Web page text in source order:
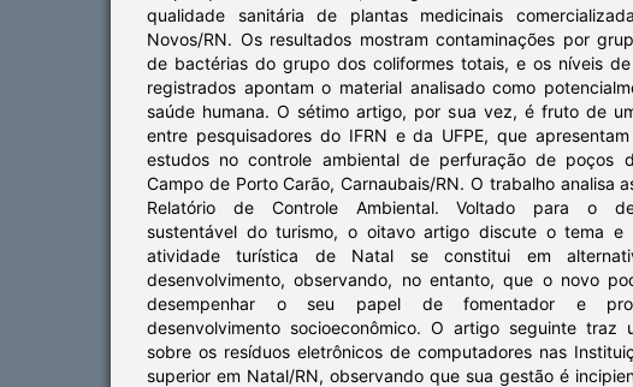
qualidade sanitária de plantas medicinais
Novos/RN. Os resultados mostram contaminações por
de bactérias do grupo dos coliformes totais, e os níveis
registrados apontam o material analisado como
saúde humana. O sétimo artigo, por sua vez, é fruto de
entre pesquisadores do IFRN e da UFPE, que
estudos no controle ambiental de perfuração de poços
Campo de Porto Carão, Carnaubais/RN. O trabalho analisa
Relatório de Controle Ambiental. Voltado para o
sustentável do turismo, o oitavo artigo discute o tema e
atividade turística de Natal se constitui em
desenvolvimento, observando, no entanto, que o novo
desempenhar o seu papel de fomentador e
desenvolvimento socioeconômico. O artigo seguinte traz
sobre os resíduos eletrônicos de computadores nas
superior em Natal/RN, observando que sua gestão é